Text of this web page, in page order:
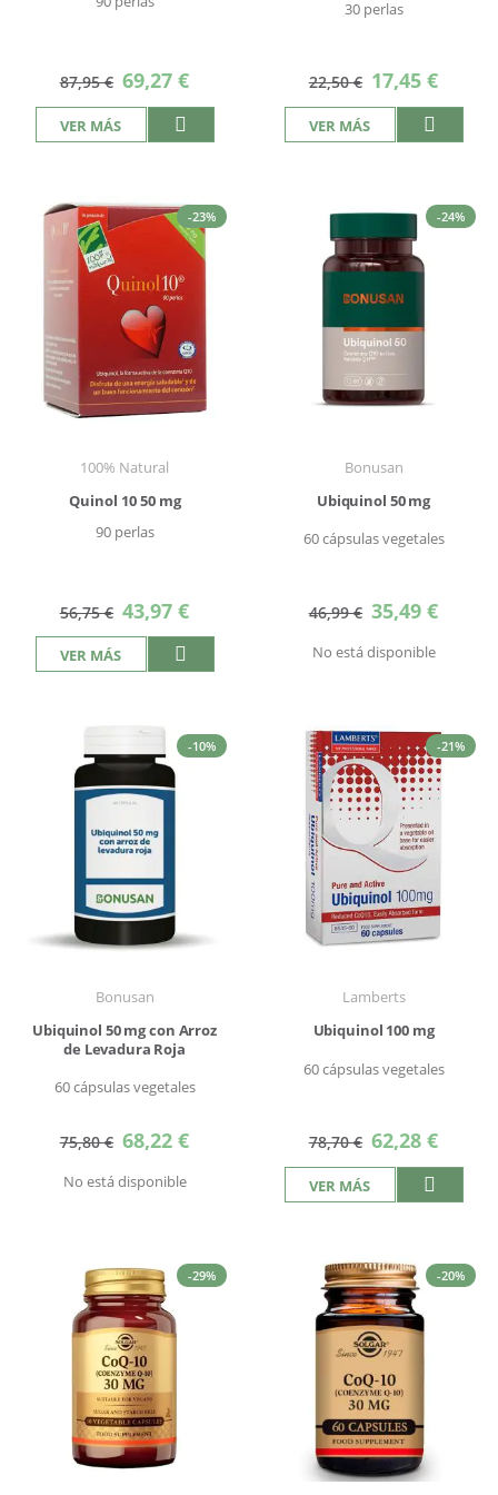
87,95 € Precio
especial
69,27 €
VER MÁS
30 perlas
22,50 € Precio
especial
17,45 €
VER MÁS
-23%
100% Natural
Quinol 10 50 mg
90 perlas
56,75 € Precio
especial
43,97 €
VER MÁS
-24%
Bonusan
Ubiquinol 50 mg
60 cápsulas vegetales
46,99 € Precio
especial
35,49 €
No está disponible
-10%
Bonusan
Ubiquinol 50 mg con Arroz
de Levadura Roja
60 cápsulas vegetales
75,80 € Precio
especial
68,22 €
No está disponible
-21%
Lamberts
Ubiquinol 100 mg
60 cápsulas vegetales
78,70 € Precio
especial
62,28 €
VER MÁS
-29% -20%